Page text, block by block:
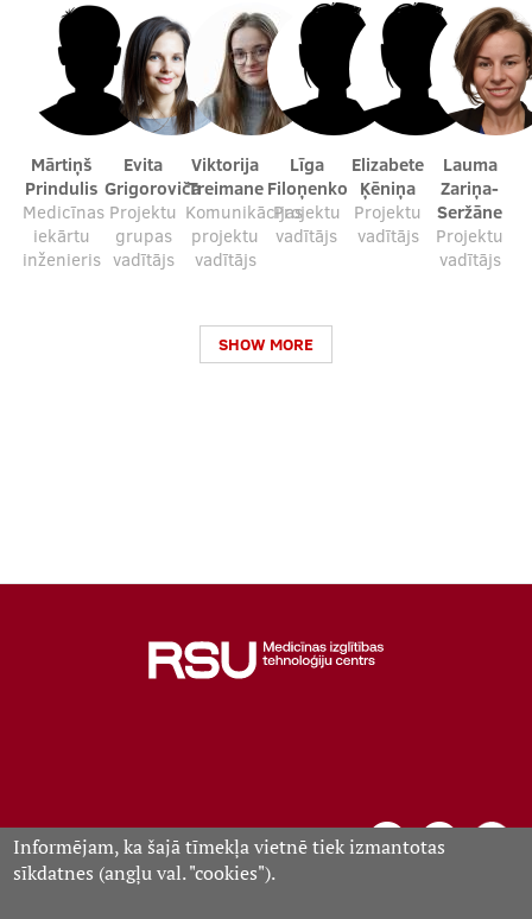
Mārtiņš
Prindulis
Medicīnas
iekārtu
inženieris
Evita
Grigoroviča
Projektu
grupas
vadītājs
Viktorija
Treimane
Komunikācijas
projektu
vadītājs
Līga
Filoņenko
Projektu
vadītājs
Elizabete
Ķēniņa
Projektu
vadītājs
Lauma
Zariņa-
Seržāne
Projektu
vadītājs
SHOW MORE
Informējam, ka šajā tīmekļa vietnē tiek izmantotas
sīkdatnes (angļu val. "cookies").